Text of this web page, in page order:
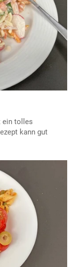
ein tolles
kann gut